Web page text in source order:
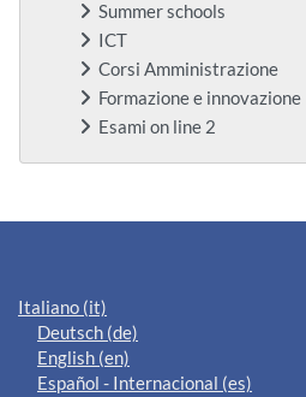
Summer schools
ICT
Corsi Amministrazione
Formazione e innovazione
Esami on line 2
Blocchi supplementari
Italiano ‎(it)‎
Deutsch ‎(de)‎
English ‎(en)‎
Español - Internacional ‎(es)‎